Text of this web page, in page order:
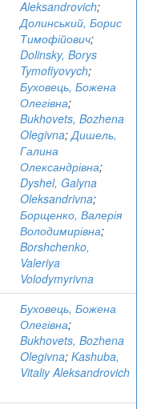
Aleksandrovich;
Долинський, Борис
Тимофійович;
Dolinsky, Borys
Tymofiyovych;
Буховець, Божена
Олегівна;
Bukhovets, Bozhena
Olegivna;Дишель,
Галина
Олександрівна;
Dyshel, Galyna
Oleksandrivna;
Борщенко, Валерія
Володимирівна;
Borshchenko,
Valeriya
Volodymyrivna
Буховець, Божена
Олегівна;
Bukhovets, Bozhena
Olegivna; Kashuba,
Vitaliy Aleksandrovich